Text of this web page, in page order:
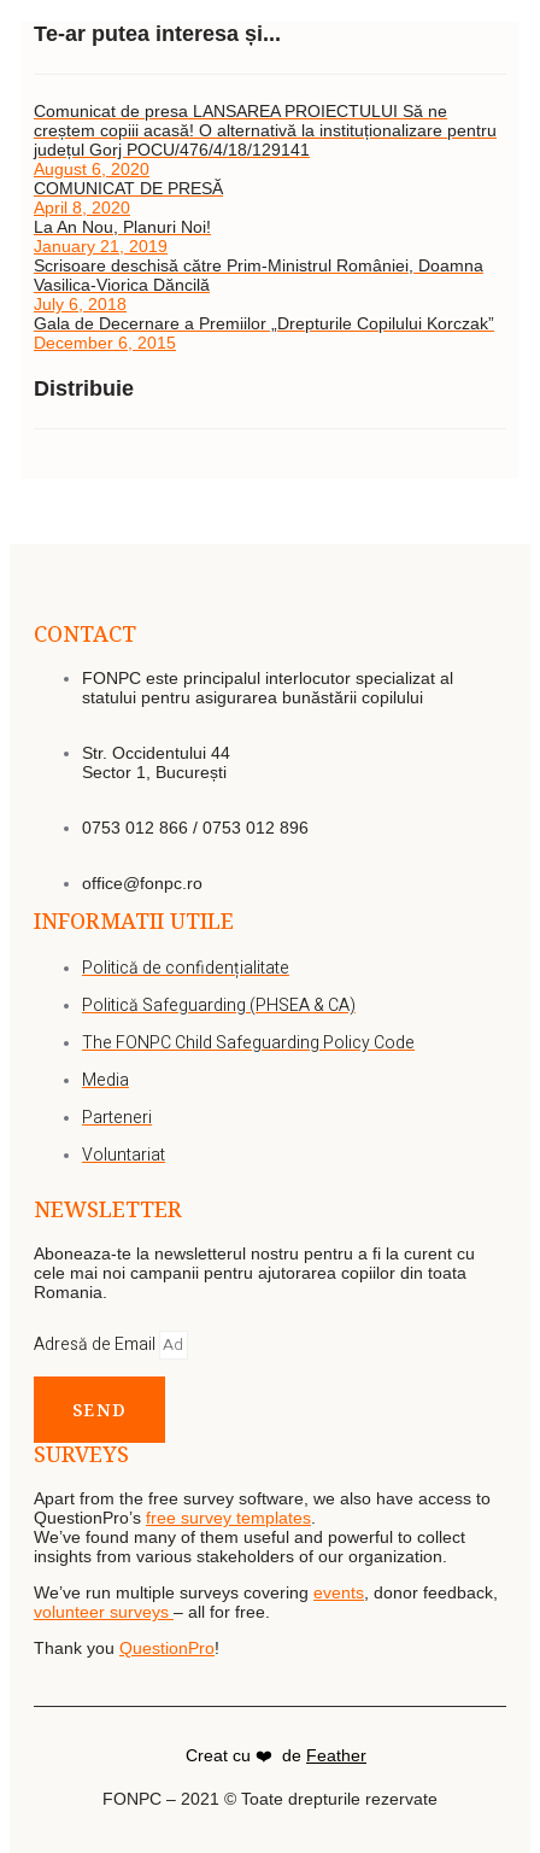
Te-ar putea interesa și...
Comunicat de presa LANSAREA PROIECTULUI Să ne
creștem copiii acasă! O alternativă la instituționalizare pentru
județul Gorj POCU/476/4/18/129141
August 6, 2020
COMUNICAT DE PRESĂ
April 8, 2020
La An Nou, Planuri Noi!
January 21, 2019
Scrisoare deschisă către Prim-Ministrul României, Doamna
Vasilica-Viorica Dăncilă
July 6, 2018
Gala de Decernare a Premiilor „Drepturile Copilului Korczak”
December 6, 2015
Distribuie
CONTACT
FONPC este principalul interlocutor specializat al
statului pentru asigurarea bunăstării copilului
Str. Occidentului 44
Sector 1, București
0753 012 866 / 0753 012 896
office@fonpc.ro
INFORMATII UTILE
Politică de confidențialitate
Politică Safeguarding (PHSEA & CA)
The FONPC Child Safeguarding Policy Code
Media
Parteneri
Voluntariat
NEWSLETTER
Aboneaza-te la newsletterul nostru pentru a fi la curent cu
cele mai noi campanii pentru ajutorarea copiilor din toata
Romania.
Adresă de Email
SEND
SURVEYS
Apart from the free survey software, we also have access to
QuestionPro’s free survey templates.
We’ve found many of them useful and powerful to collect
insights from various stakeholders of our organization.
We’ve run multiple surveys covering events, donor feedback,
volunteer surveys – all for free.
Thank you QuestionPro!
Creat cu ❤️ de Feather
FONPC – 2021 © Toate drepturile rezervate